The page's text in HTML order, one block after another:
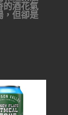
的酒花氣
，但卻是